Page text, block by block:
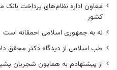
معاون اداره نظام‌های پرداخت بانک
کشور
نه به جمهوری اسلامی احمقانه است
طب اسلامی از دیدگاه دکتر محقق
از پیشنهادم به همایون شجریان